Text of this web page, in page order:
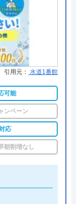
何でも相
ろの見積
。
無料点検、
でご確認ください
由
分駆けつけ、
スを売りにし
工事店）で下
りと教育や研
引用元： 水道1番館
可能
ンペーン
応
朝割増なし